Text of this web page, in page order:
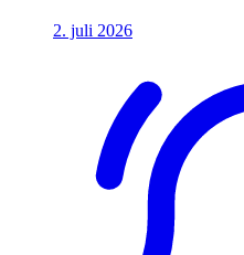
2. juli 2026